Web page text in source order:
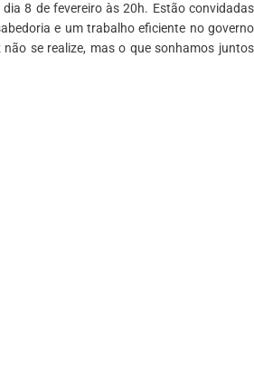
8 de fevereiro às 20h. Estão convidadas
e um trabalho eficiente no governo
se realize, mas o que sonhamos juntos